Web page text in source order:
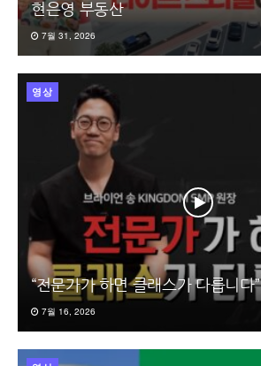
현은영 부동산
7월 31, 2026
영상
“전문가가 하면 클래스가 다릅니다”
7월 16, 2026